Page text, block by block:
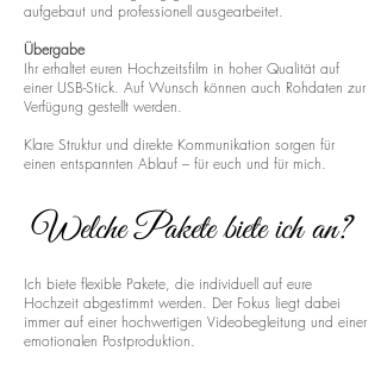
aufgebaut und professionell ausgearbeitet.
Übergabe
Ihr erhaltet euren Hochzeitsfilm in hoher Qualität auf
einer USB-Stick. Auf Wunsch können auch Rohdaten zur
Verfügung gestellt werden.
Klare Struktur und direkte Kommunikation sorgen für
einen entspannten Ablauf – für euch und für mich.
Welche Pakete biete ich an?
Ich biete flexible Pakete, die individuell auf eure
Hochzeit abgestimmt werden. Der Fokus liegt dabei
immer auf einer hochwertigen Videobegleitung und einer
emotionalen Postproduktion.